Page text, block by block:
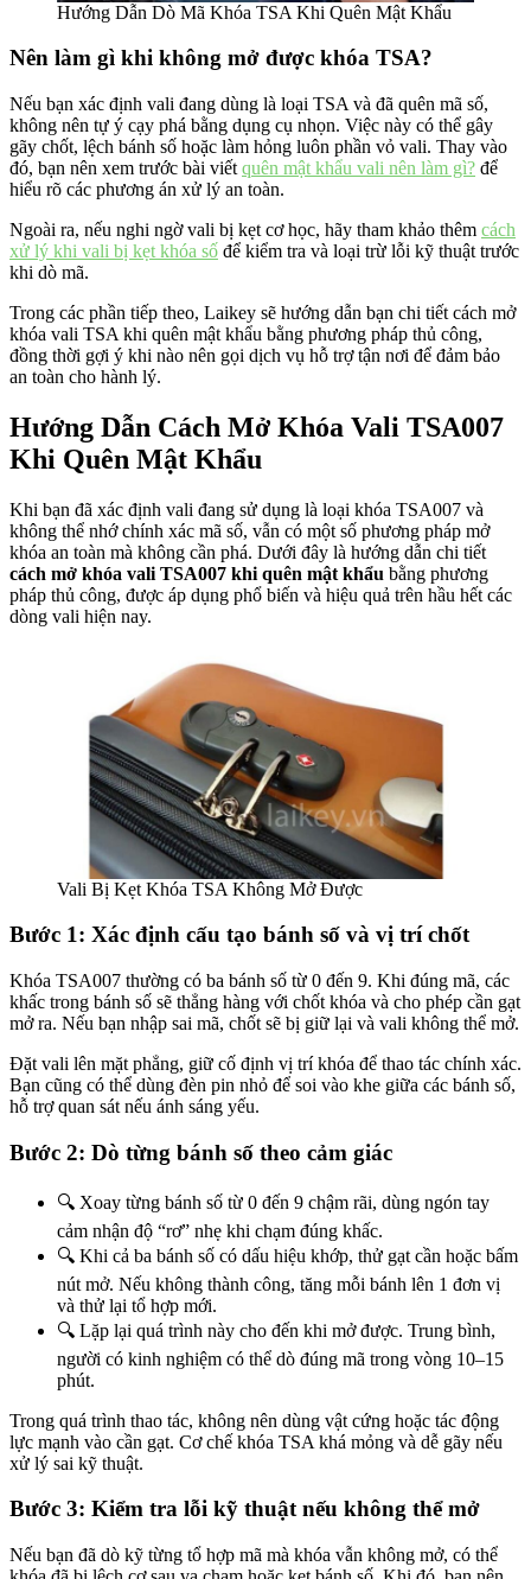
Hướng Dẫn Dò Mã Khóa TSA Khi Quên Mật Khẩu
Nên làm gì khi không mở được khóa TSA?
Nếu bạn xác định vali đang dùng là loại TSA và đã quên mã số,
không nên tự ý cạy phá bằng dụng cụ nhọn. Việc này có thể gây
gãy chốt, lệch bánh số hoặc làm hỏng luôn phần vỏ vali. Thay vào
đó, bạn nên xem trước bài viết quên mật khẩu vali nên làm gì? để
hiểu rõ các phương án xử lý an toàn.
Ngoài ra, nếu nghi ngờ vali bị kẹt cơ học, hãy tham khảo thêm cách
xử lý khi vali bị kẹt khóa số để kiểm tra và loại trừ lỗi kỹ thuật trước
khi dò mã.
Trong các phần tiếp theo, Laikey sẽ hướng dẫn bạn chi tiết cách mở
khóa vali TSA khi quên mật khẩu bằng phương pháp thủ công,
đồng thời gợi ý khi nào nên gọi dịch vụ hỗ trợ tận nơi để đảm bảo
an toàn cho hành lý.
Hướng Dẫn Cách Mở Khóa Vali TSA007
Khi Quên Mật Khẩu
Khi bạn đã xác định vali đang sử dụng là loại khóa TSA007 và
không thể nhớ chính xác mã số, vẫn có một số phương pháp mở
khóa an toàn mà không cần phá. Dưới đây là hướng dẫn chi tiết
cách mở khóa vali TSA007 khi quên mật khẩu bằng phương
pháp thủ công, được áp dụng phổ biến và hiệu quả trên hầu hết các
dòng vali hiện nay.
Vali Bị Kẹt Khóa TSA Không Mở Được
Bước 1: Xác định cấu tạo bánh số và vị trí chốt
Khóa TSA007 thường có ba bánh số từ 0 đến 9. Khi đúng mã, các
khấc trong bánh số sẽ thẳng hàng với chốt khóa và cho phép cần gạt
mở ra. Nếu bạn nhập sai mã, chốt sẽ bị giữ lại và vali không thể mở.
Đặt vali lên mặt phẳng, giữ cố định vị trí khóa để thao tác chính xác.
Bạn cũng có thể dùng đèn pin nhỏ để soi vào khe giữa các bánh số,
hỗ trợ quan sát nếu ánh sáng yếu.
Bước 2: Dò từng bánh số theo cảm giác
🔍 Xoay từng bánh số từ 0 đến 9 chậm rãi, dùng ngón tay
cảm nhận độ “rơ” nhẹ khi chạm đúng khấc.
🔍 Khi cả ba bánh số có dấu hiệu khớp, thử gạt cần hoặc bấm
nút mở. Nếu không thành công, tăng mỗi bánh lên 1 đơn vị
và thử lại tổ hợp mới.
🔍 Lặp lại quá trình này cho đến khi mở được. Trung bình,
người có kinh nghiệm có thể dò đúng mã trong vòng 10–15
phút.
Trong quá trình thao tác, không nên dùng vật cứng hoặc tác động
lực mạnh vào cần gạt. Cơ chế khóa TSA khá mỏng và dễ gãy nếu
xử lý sai kỹ thuật.
Bước 3: Kiểm tra lỗi kỹ thuật nếu không thể mở
Nếu bạn đã dò kỹ từng tổ hợp mã mà khóa vẫn không mở, có thể